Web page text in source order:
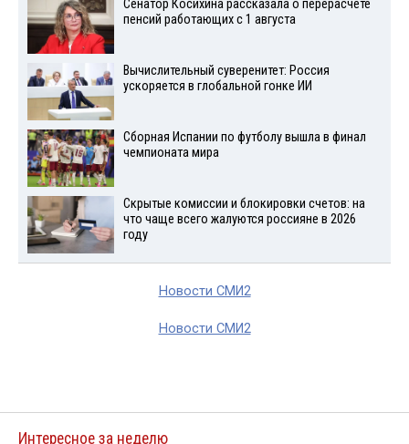
Сенатор Косихина рассказала о перерасчете
пенсий работающих с 1 августа
Вычислительный суверенитет: Россия
ускоряется в глобальной гонке ИИ
Сборная Испании по футболу вышла в финал
чемпионата мира
Скрытые комиссии и блокировки счетов: на
что чаще всего жалуются россияне в 2026
году
Новости СМИ2
Новости СМИ2
Интересное за неделю